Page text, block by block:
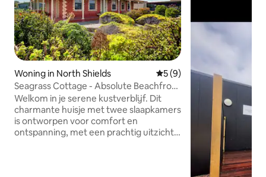
Woning in North Shields Gemiddelde beoordeling
5 (9)
Seagrass Cottage - Absolute Beachfront
Retreat
Welkom in je serene kustverblijf. Dit
charmante huisje met twee slaapkamers
is ontworpen voor comfort en
ontspanning, met een prachtig uitzicht